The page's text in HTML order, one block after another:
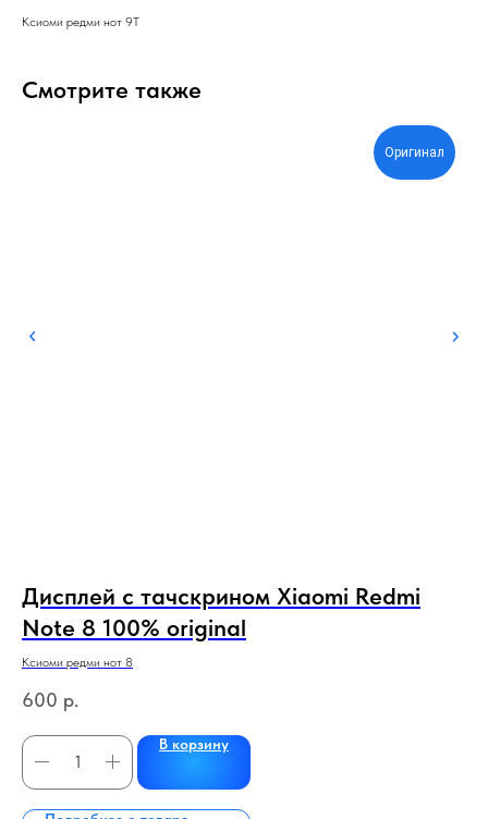
Ксиоми редми нот 9Т
Смотрите также
Оригинал
Дисплей с тачскрином Xiaomi Redmi
Note 8 100% original
Ксиоми редми нот 8
600 р.
В корзину